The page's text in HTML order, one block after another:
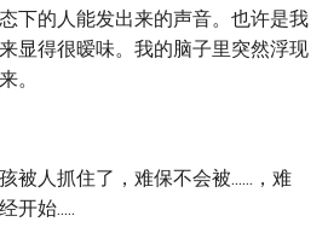
下的人能发出来的声音。也许是我
显得很暧味。我的脑子里突然浮现
。
被人抓住了，难保不会被......，难
开始.....